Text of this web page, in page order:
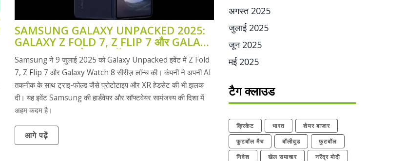
SAMSUNG GALAXY UNPACKED 2025:
GALAXY Z FOLD 7, Z FLIP 7 और GALAXY
WATCH 8 AI के साथ लॉन्च
Samsung ने 9 जुलाई 2025 को Galaxy Unpacked इवेंट में Z Fold
7, Z Flip 7 और Galaxy Watch 8 सीरीज़ लॉन्च की। कंपनी ने अपनी AI
तकनीक के साथ ट्राइ-फोल्ड जैसे प्रोटोटाइप और XR हेडसेट की भी झलक
दी। यह इवेंट Samsung की हार्डवेयर और सॉफ्टवेयर सामंजस्य की दिशा में
अहम कदम है।
आगे पढ़ें
अगस्त 2025
जुलाई 2025
जून 2025
मई 2025
टैग क्लाउड
क्रिकेट भारत
शेयर बाजार
फुटबॉल मैच
बॉलीवुड
फुटबॉल
निवेश
खेल समाचार
नरेंद्र मोदी